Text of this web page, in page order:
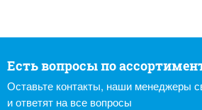
Есть вопросы по
Оставьте контакты, наши менеджеры
и ответят на все вопросы